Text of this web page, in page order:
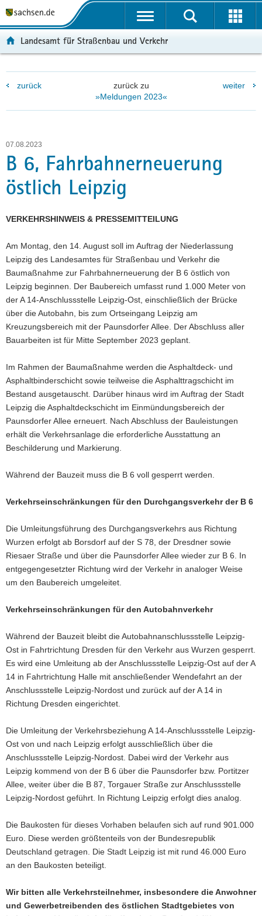
t
l
e
g
r
e
i
f
n
e
N
a
v
i
g
a
t
o
n
t
l
v
g
a
t
i
o
p
i
a
t
t
r
n
o
r
m
a
t
o
t
r
e
e
i
c
h
Landesamt für Straßenbau und Verkehr
zurück
zurück zu
»Meldungen 2023«
weiter
07.08.2023
B 6, Fahrbahnerneuerung
östlich Leipzig
VERKEHRSHINWEIS & PRESSEMITTEILUNG
Am Montag, den 14. August soll im Auftrag der Niederlassung
Leipzig des Landesamtes für Straßenbau und Verkehr die
Baumaßnahme zur Fahrbahnerneuerung der B 6 östlich von
Leipzig beginnen. Der Baubereich umfasst rund 1.000 Meter von
der A 14-Anschlussstelle Leipzig-Ost, einschließlich der Brücke
über die Autobahn, bis zum Ortseingang Leipzig am
Kreuzungsbereich mit der Paunsdorfer Allee. Der Abschluss aller
Bauarbeiten ist für Mitte September 2023 geplant.
Im Rahmen der Baumaßnahme werden die Asphaltdeck- und
Asphaltbinderschicht sowie teilweise die Asphalttragschicht im
Bestand ausgetauscht. Darüber hinaus wird im Auftrag der Stadt
Leipzig die Asphaltdeckschicht im Einmündungsbereich der
Paunsdorfer Allee erneuert. Nach Abschluss der Bauleistungen
erhält die Verkehrsanlage die erforderliche Ausstattung an
Beschilderung und Markierung.
Während der Bauzeit muss die B 6 voll gesperrt werden.
Verkehrseinschränkungen für den Durchgangsverkehr der B 6
Die Umleitungsführung des Durchgangsverkehrs aus Richtung
Wurzen erfolgt ab Borsdorf auf der S 78, der Dresdner sowie
Riesaer Straße und über die Paunsdorfer Allee wieder zur B 6. In
entgegengesetzter Richtung wird der Verkehr in analoger Weise
um den Baubereich umgeleitet.
Verkehrseinschränkungen für den Autobahnverkehr
Während der Bauzeit bleibt die Autobahnanschlussstelle Leipzig-
Ost in Fahrtrichtung Dresden für den Verkehr aus Wurzen gesperrt.
Es wird eine Umleitung ab der Anschlussstelle Leipzig-Ost auf der A
14 in Fahrtrichtung Halle mit anschließender Wendefahrt an der
Anschlussstelle Leipzig-Nordost und zurück auf der A 14 in
Richtung Dresden eingerichtet.
Die Umleitung der Verkehrsbeziehung A 14-Anschlussstelle Leipzig-
Ost von und nach Leipzig erfolgt ausschließlich über die
Anschlussstelle Leipzig-Nordost. Dabei wird der Verkehr aus
Leipzig kommend von der B 6 über die Paunsdorfer bzw. Portitzer
Allee, weiter über die B 87, Torgauer Straße zur Anschlussstelle
Leipzig-Nordost geführt. In Richtung Leipzig erfolgt dies analog.
Die Baukosten für dieses Vorhaben belaufen sich auf rund 901.000
Euro. Diese werden größtenteils von der Bundesrepublik
Deutschland getragen. Die Stadt Leipzig ist mit rund 46.000 Euro
an den Baukosten beteiligt.
Wir bitten alle Verkehrsteilnehmer, insbesondere die Anwohner
und Gewerbetreibenden des östlichen Stadtgebietes von